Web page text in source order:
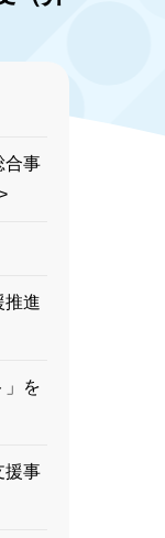
合事
推進
」を
援事